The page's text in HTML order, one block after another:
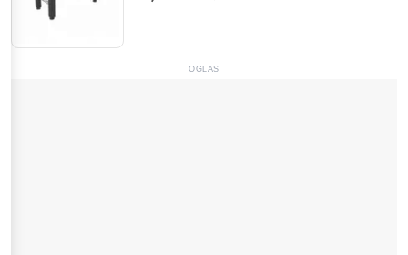
OGLAS